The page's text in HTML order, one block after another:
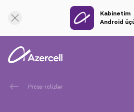
Kabinetim
Android
FərdiPress-relizlər
Onlayn dəstək